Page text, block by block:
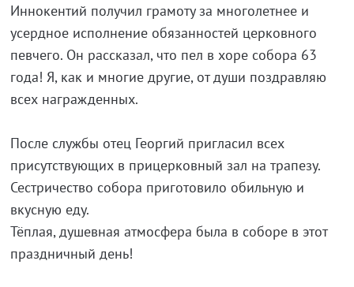
Иннокентий получил грамоту за многолетнее и
усердное исполнение обязанностей церковного
певчего. Он рассказал, что пел в хоре собора 63
года! Я, как и многие другие, от души поздравляю
всех награжденных.
После службы отец Георгий пригласил всех
присутствующих в прицерковный зал на трапезу.
Сестричество собора приготовило обильную и
вкусную еду.
Тёплая, душевная атмосфера была в соборе в этот
праздничный день!